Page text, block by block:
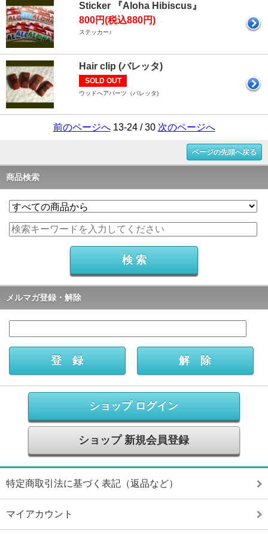
Sticker 『Aloha Hibiscus』
800円(税込880円)
ステッカー♪
Hair clip (バレッタ)
SOLD OUT
ウッドへアパーツ（バレッタ)
前のページへ13-24 / 30 次のページへ
ページの先頭へ戻る
商品検索
メルマガ登録・解除
ショップ ログイン
ショップ 新規会員登録
特定商取引法に基づく表記（返品など）
マイアカウント